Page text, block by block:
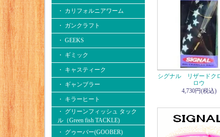
・ カリフォルニアワーム
・ ガンクラフト
・ GEEKS
・ ギミック
・ キャスティーク
・ ギャンブラー
・ キラーヒート
・ グリーンフィッシュ タック
ル（Green fish TACKLE)
・ グゥーバー(GOOBER)
シグナル リザードク
ロウ
4,730円(税込)